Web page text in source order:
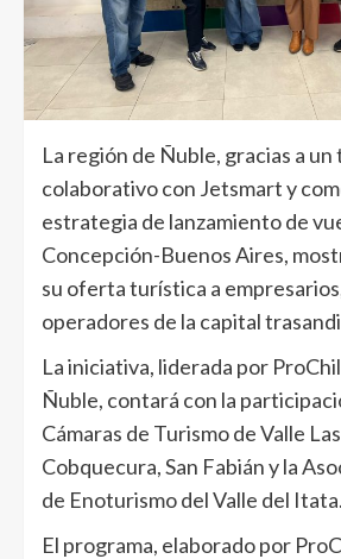
La región de Ñuble, gracias a
colaborativo con Jetsmart y
estrategia de lanzamiento de
Concepción-Buenos Aires,
su oferta turística a
operadores de la capital
La iniciativa, liderada por
Ñuble, contará con la
Cámaras de Turismo de Valle
Cobquecura, San Fabián y la
de Enoturismo del Valle del Itata.
El programa, elaborado por